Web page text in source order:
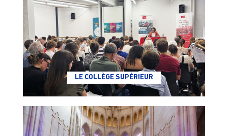
LE COLLÈGE SUPÉRIEUR